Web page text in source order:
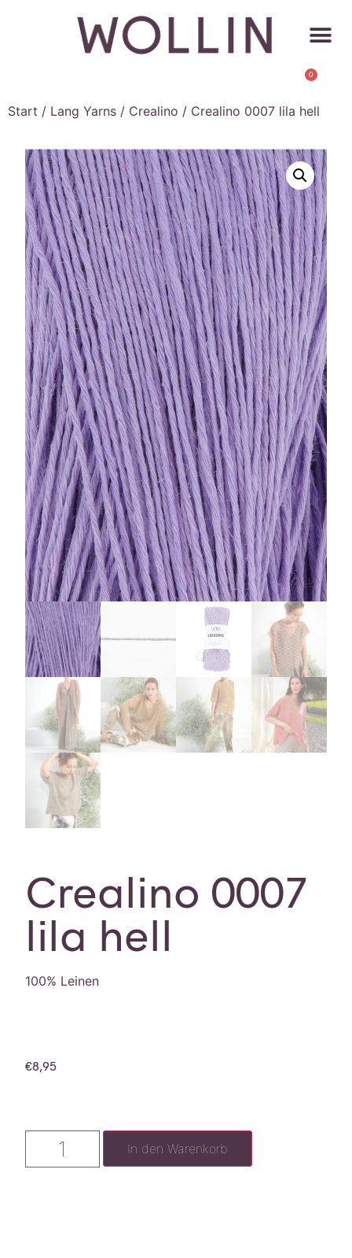
0
Start / Lang Yarns / Crealino / Crealino 0007 lila hell
Crealino 0007
lila hell
100% Leinen
€8,95
In den Warenkorb